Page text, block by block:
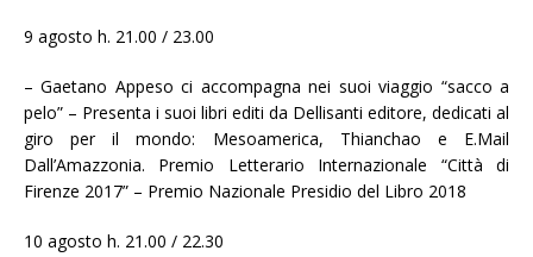
9 agosto h. 21.00 / 23.00
– Gaetano Appeso ci accompagna nei suoi viaggio “sacco a
pelo” – Presenta i suoi libri editi da Dellisanti editore, dedicati al
giro per il mondo: Mesoamerica, Thianchao e E.Mail
Dall’Amazzonia. Premio Letterario Internazionale “Città di
Firenze 2017” – Premio Nazionale Presidio del Libro 2018
10 agosto h. 21.00 / 22.30